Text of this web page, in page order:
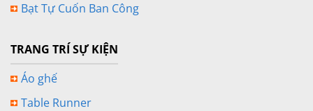
Bạt Tự Cuốn Ban Công
TRANG TRÍ SỰ KIỆN
Áo ghế
Table Runner